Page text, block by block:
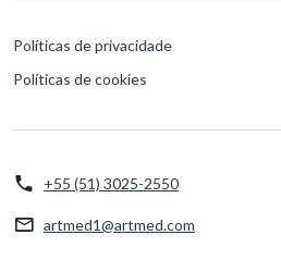
Políticas de privacidade
Políticas de cookies
+55 (51) 3025-2550
artmed1@artmed.com